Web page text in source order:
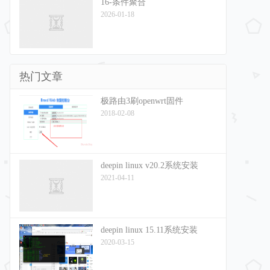
16-条件聚合
2026-01-18
热门文章
极路由3刷openwrt固件
2018-02-08
deepin linux v20.2系统安装
2021-04-11
deepin linux 15.11系统安装
2020-03-15